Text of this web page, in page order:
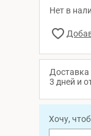
Нет в
3 дней и
Хочу,